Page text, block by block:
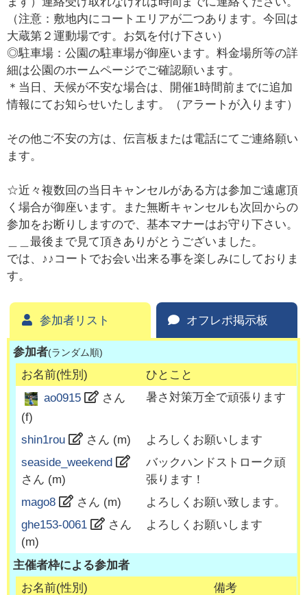
（注意：敷地内にコートエリアが二つあります。今回は
大蔵第２運動場です。お気を付け下さい）
◎駐車場：公園の駐車場が御座います。料金場所等の詳
細は公園のホームページでご確認願います。
＊当日、天候が不安な場合は、開催1時間前までに追加
情報にてお知らせいたします。（アラートが入ります）
その他ご不安の方は、伝言板または電話にてご連絡願い
ます。
☆近々複数回の当日キャンセルがある方は参加ご遠慮頂
く場合が御座います。また無断キャンセルも次回からの
参加をお断りしますので、基本マナーはお守り下さい。
＿＿最後まで見て頂きありがとうございました。
では、♪♪コートでお会い出来る事を楽しみにしておりま
す。
参加者リスト オフレポ掲示板
参加者(ランダム順)
お名前(性別)
ひとこと
ao0915
さん
(f)
暑さ対策万全で頑張ります
shin1rou さん (m)
よろしくお願いします
seaside_weekend
さん (m)
バックハンドストローク頑
張ります！
mago8
さん (m)
よろしくお願い致します。
ghe153-0061
さん
(m)
よろしくお願いします
主催者枠による参加者
お名前(性別)
備考